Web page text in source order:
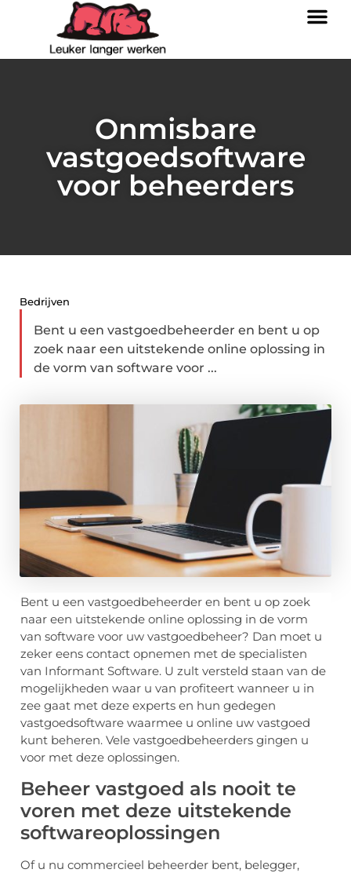
Onmisbare
vastgoedsoftware
voor beheerders
Bedrijven
Bent u een vastgoedbeheerder en bent u op
zoek naar een uitstekende online oplossing in
de vorm van software voor ...
Bent u een vastgoedbeheerder en bent u op zoek
naar een uitstekende online oplossing in de vorm
van software voor uw vastgoedbeheer? Dan moet u
zeker eens contact opnemen met de specialisten
van Informant Software. U zult versteld staan van de
mogelijkheden waar u van profiteert wanneer u in
zee gaat met deze experts en hun gedegen
vastgoedsoftware waarmee u online uw vastgoed
kunt beheren. Vele vastgoedbeheerders gingen u
voor met deze oplossingen.
Beheer vastgoed als nooit te
voren met deze uitstekende
softwareoplossingen
Of u nu commercieel beheerder bent, belegger,